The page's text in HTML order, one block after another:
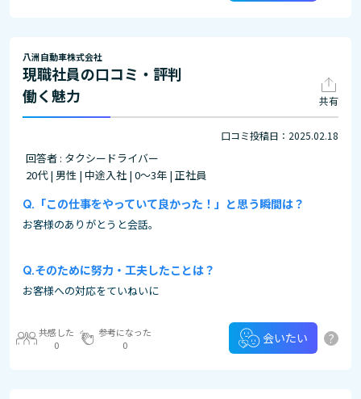
八洲自動車株式会社
現職社員の口コミ・評判
働く魅力
共有
口コミ投稿日：2025.02.18
回答者 : タクシードライバー
20代 | 男性 | 中途入社 | 0～3年 | 正社員
「この仕事をやっていて良かった！」と思う瞬間は？
お客様のありがとうと会話。
そのために努力・工夫したことは？
お客様への対応をていねいに
共感した
0
参考になった
0
会いたい ?